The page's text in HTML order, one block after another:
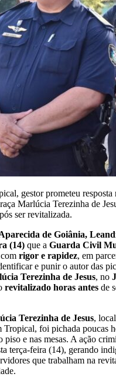
gestor prometeu resposta
Marlúcia Terezinha de
ser revitalizada.
de Goiânia,
(14) que a Guarda Civil
rigor e rapidez, em
e punir o autor das
Terezinha de Jesus, no
revitalizado horas antes de
Terezinha de Jesus,
Tropical, foi pichada poucas
piso e nas mesas. A ação
terça-feira (14), gerando
que trabalham na